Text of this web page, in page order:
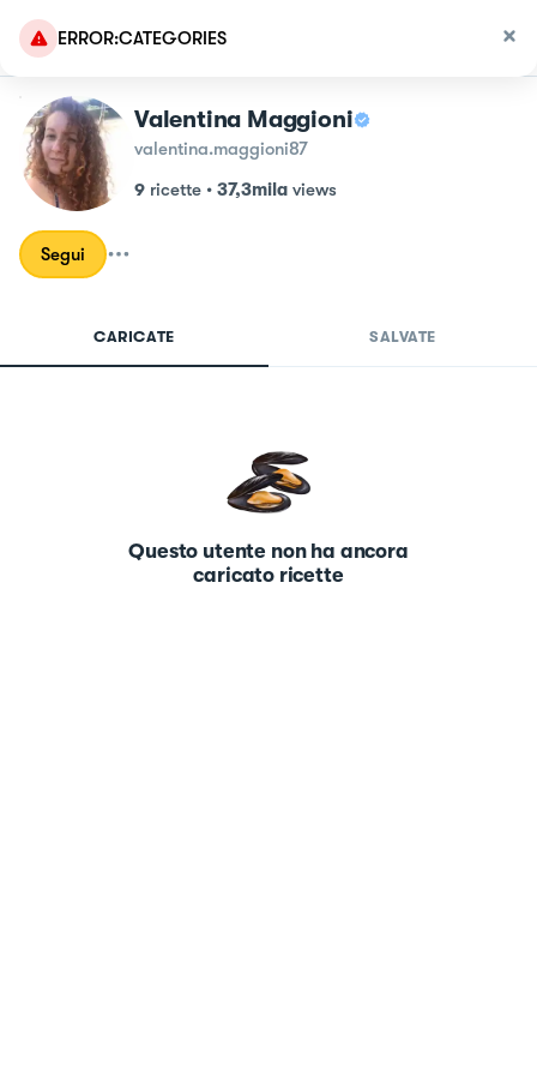
ERROR:CATEGORIES
Valentina Maggioni
valentina.maggioni87
9 ricette • 37,3mila views
Segui
CARICATE SALVATE
Questo utente non ha ancora
caricato ricette